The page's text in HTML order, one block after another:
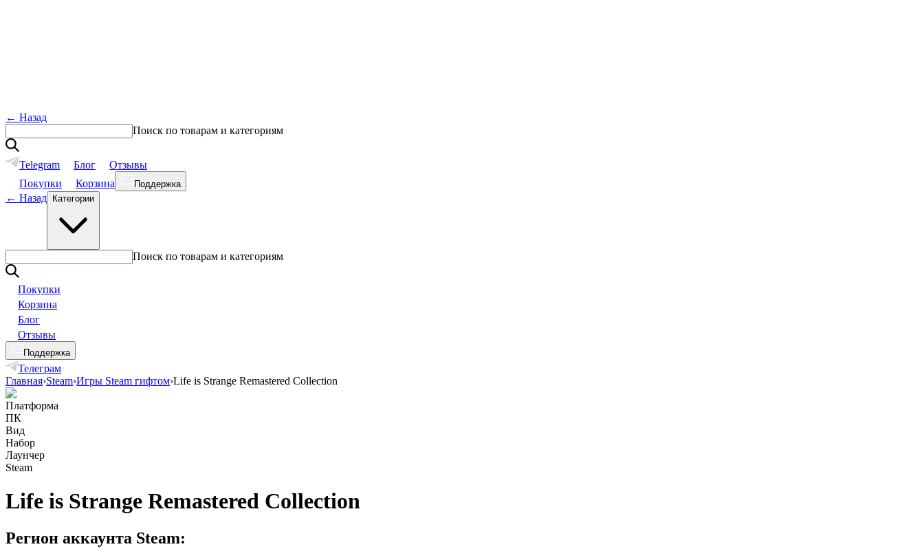
← Назад
Поиск по товарам и категориям
Telegram Блог
Отзывы
Покупки
Корзина Поддержка
← Назад Категории
Поиск по товарам и категориям
Покупки
Корзина
Блог
Отзывы
Поддержка
Телеграм
Главная›Steam›Игры Steam гифтом›Life is Strange Remastered Collection
Платформа
ПК
Вид
Набор
Лаунчер
Steam
Life is Strange Remastered Collection
Регион аккаунта Steam: